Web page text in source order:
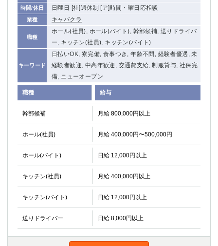
時間/休日 日曜日 [社]週休制 [ア]時間・曜日応相談
業種 キャバクラ
職種
ホール(社員), ホール(バイト), 幹部候補, 送りドライバ
ー, キッチン(社員), キッチン(バイト)
キーワード
日払いOK, 寮完備, 食事つき, 年齢不問, 経験者優遇, 未
経験者歓迎, 中高年歓迎, 交通費支給, 制服貸与, 社保完
備, ニューオープン
職種 給与
幹部候補 月給 800,000円以上
ホール(社員) 月給 400,000円〜500,000円
ホール(バイト) 日給 12,000円以上
キッチン(社員) 月給 400,000円以上
キッチン(バイト) 日給 12,000円以上
送りドライバー 日給 8,000円以上